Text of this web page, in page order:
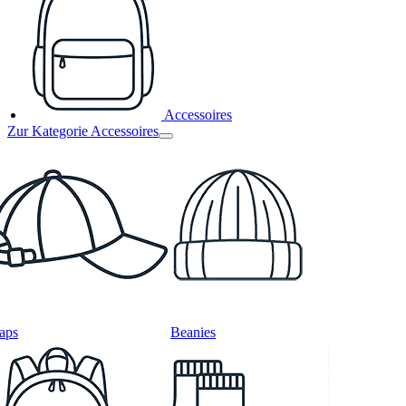
Accessoires
Zur Kategorie Accessoires
Beanies